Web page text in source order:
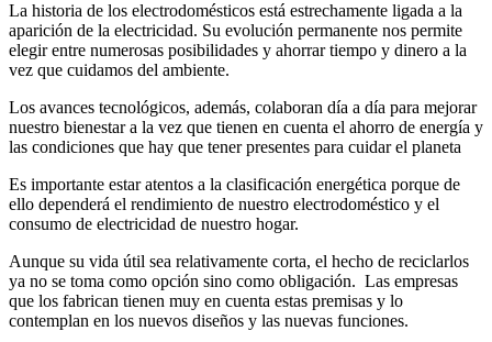
La historia de los electrodomésticos está estrechamente ligada a la
aparición de la electricidad. Su evolución permanente nos permite
elegir entre numerosas posibilidades y ahorrar tiempo y dinero a la
vez que cuidamos del ambiente.
Los avances tecnológicos, además, colaboran día a día para mejorar
nuestro bienestar a la vez que tienen en cuenta el ahorro de energía y
las condiciones que hay que tener presentes para cuidar el planeta
Es importante estar atentos a la clasificación energética porque de
ello dependerá el rendimiento de nuestro electrodoméstico y el
consumo de electricidad de nuestro hogar.
Aunque su vida útil sea relativamente corta, el hecho de reciclarlos
ya no se toma como opción sino como obligación. Las empresas
que los fabrican tienen muy en cuenta estas premisas y lo
contemplan en los nuevos diseños y las nuevas funciones.